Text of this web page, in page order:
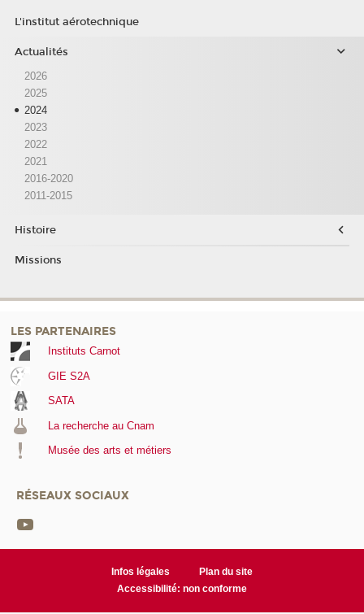
L'institut aérotechnique
Actualités
2026
2025
2024
2023
2022
2021
2016-2020
2011-2015
Histoire
Missions
LES PARTENAIRES
Instituts Carnot
GIE S2A
SATA
La recherche au Cnam
Musée des arts et métiers
RÉSEAUX SOCIAUX
Infos légales
Plan du site
Accessibilité: non conforme